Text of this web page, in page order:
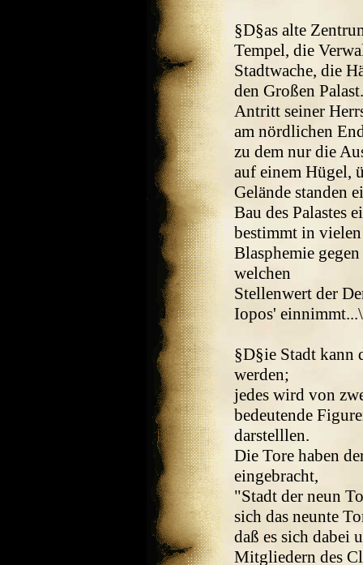
§D§as alte
Tempel, die
Stadtwache, die
den Großen
Antritt seiner
am nördlichen
zu dem nur die
auf einem Hügel,
Gelände standen
Bau des Palastes
bestimmt in
Blasphemie
welchen
Stellenwert der
Iopos'
§D§ie Stadt kann
werden;
jedes wird von
bedeutende
darstelllen.
Die Tore haben
eingebracht,
"Stadt der neun
sich das neunte
daß es sich dabei
Mitgliedern des